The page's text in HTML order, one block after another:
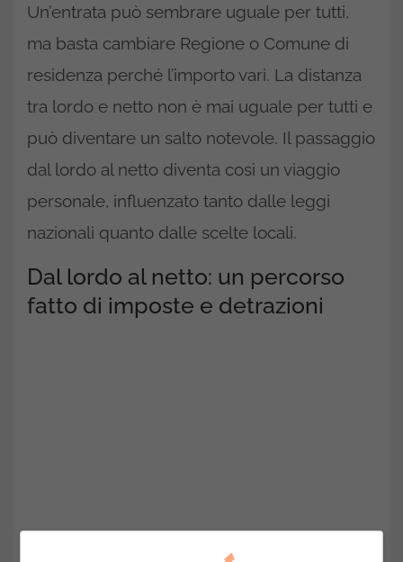
Un’entrata può sembrare uguale per tutti,
ma basta cambiare Regione o Comune di
residenza perché l’importo vari. La distanza
tra lordo e netto non è mai uguale per tutti e
può diventare un salto notevole. Il passaggio
dal lordo al netto diventa così un viaggio
personale, influenzato tanto dalle leggi
nazionali quanto dalle scelte locali.
Dal lordo al netto: un percorso
fatto di imposte e detrazioni